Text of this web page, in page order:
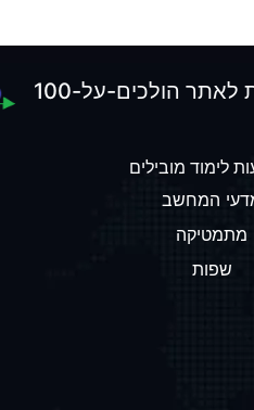
לימוד מובילים
המחשב
מתמטיקה
שפות